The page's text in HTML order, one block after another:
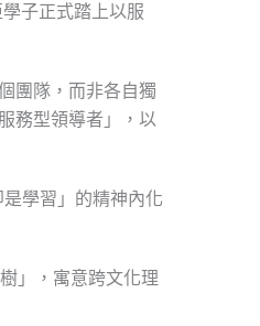
子正式踏上以服
團隊，而非各自獨
務型領導者」，以
學習」的精神內化
」，寓意跨文化理